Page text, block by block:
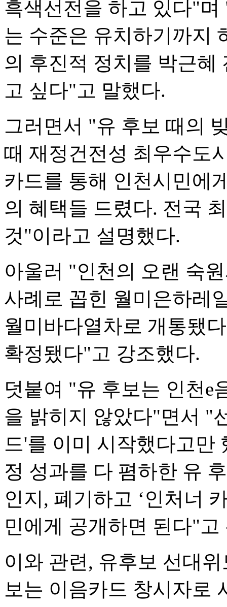
흑색선전을 하고 있다"
는 수준은 유치하기까지
의 후진적 정치를 박근혜
고 싶다"고 말했다.
그러면서 "유 후보 때의
때 재정건전성 최우수도
카드를 통해 인천시민에
의 혜택들 드렸다. 전국
것"이라고 설명했다.
아울러 "인천의 오랜 숙
사례로 꼽힌 월미은하레
월미바다열차로 개통됐
확정됐다"고 강조했다.
덧붙여 "유 후보는 인천e
을 밝히지 않았다"면서 "
드'를 이미 시작했다고만
정 성과를 다 폄하한 유
인지, 폐기하고 ‘인처너
민에게 공개하면 된다"
이와 관련, 유후보 선대
보는 이음카드 창시자로